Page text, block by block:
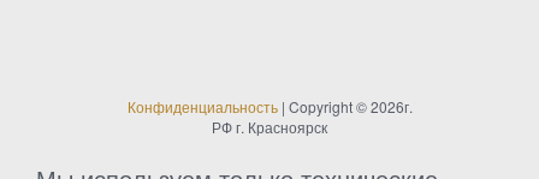
Конфиденциальность| Copyright © 2026г.
РФ г. Красноярск